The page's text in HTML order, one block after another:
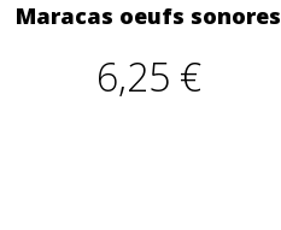
Maracas oeufs sonores
6,25 €